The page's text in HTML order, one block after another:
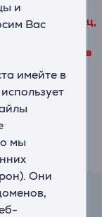
и
Вас
имейте в
мы
Они
от третьих лиц,
если Вы
наших файлов